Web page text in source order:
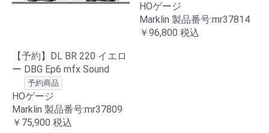
【予約】DL BR 220 イエロ
ー DBG Ep6 mfx Sound
予約商品
HOゲージ
Marklin 製品番号:mr37809
￥75,900 税込
HOゲージ
Marklin 製品番号:mr37814
￥96,800 税込